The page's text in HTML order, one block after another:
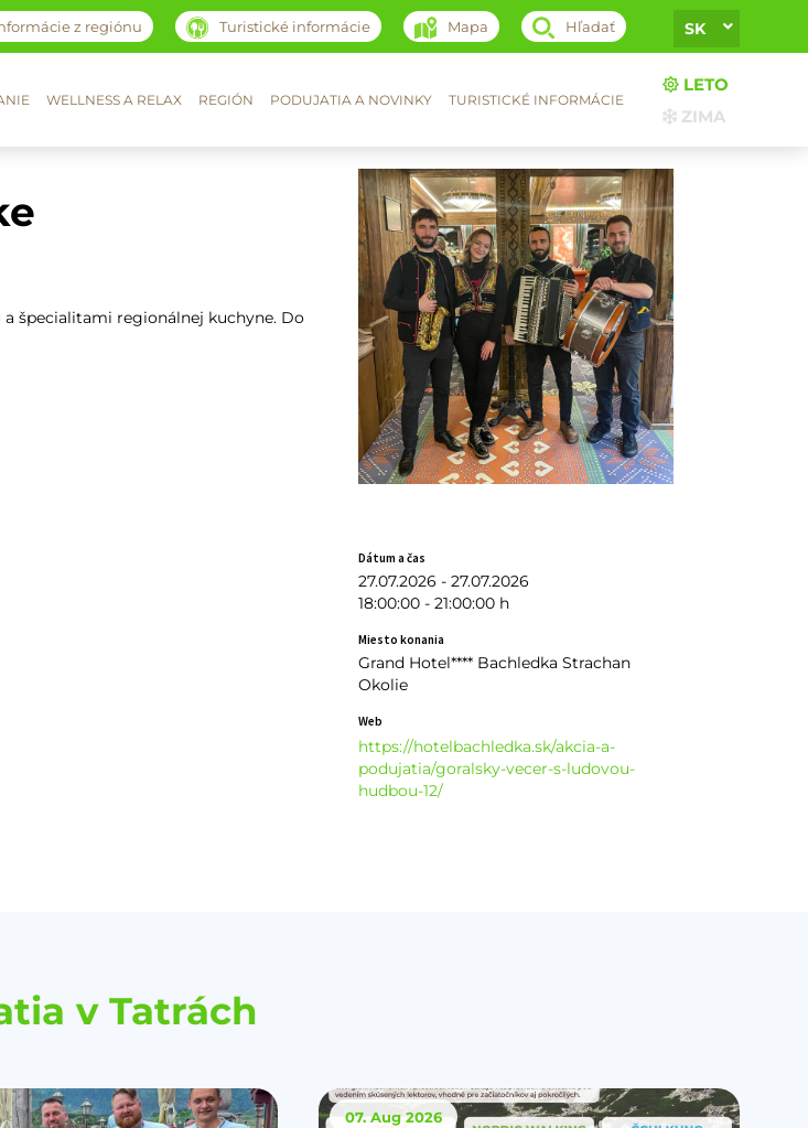
z regiónu Turistické informácie Mapa Hľadať SK
WELLNESS A RELAX REGIÓN PODUJATIA A NOVINKY TURISTICKÉ INFORMÁCIE
LETO
ZIMA
špecialitami regionálnej kuchyne. Do
Dátum a čas
27.07.2026 - 27.07.2026
18:00:00 - 21:00:00 h
Miesto konania
Grand Hotel**** Bachledka Strachan
Okolie
Web
https://hotelbachledka.sk/akcia-a-
podujatia/goralsky-vecer-s-ludovou-
hudbou-12/
v Tatrách
07. Aug2026